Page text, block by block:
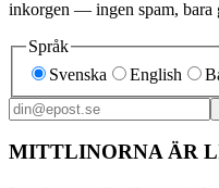
inkorgen — ingen spam, bara
Språk
Svenska
English
MITTLINORNA ÄR